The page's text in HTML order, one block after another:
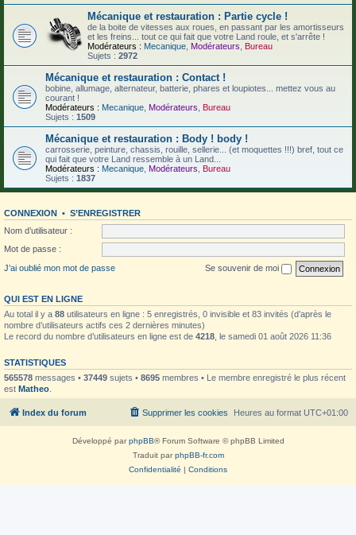
Mécanique et restauration : Partie cycle !
de la boite de vitesses aux roues, en passant par les amortisseurs
et les freins... tout ce qui fait que votre Land roule, et s'arrête !
Modérateurs : Mecanique Modérateurs
Bureau
Sujets : 2972
Mécanique et restauration : Contact !
bobine, allumage, alternateur, batterie, phares et loupiotes... mettez vous au
courant !
Modérateurs : Mecanique Modérateurs
Bureau
Sujets : 1509
Mécanique et restauration : Body ! body !
carrosserie, peinture, chassis, rouille, sellerie... (et moquettes !!!) bref, tout ce
qui fait que votre Land ressemble à un Land...
Modérateurs : Mecanique Modérateurs
Bureau
Sujets : 1837
CONNEXION • S’ENREGISTRER
Nom d’utilisateur :
Mot de passe :
J’ai oublié mon mot de passe
Se souvenir de moi
QUI EST EN LIGNE
Au total il y a 88 utilisateurs en ligne : 5 enregistrés, 0 invisible et 83 invités (d’après le
nombre d’utilisateurs actifs ces 2 dernières minutes)
Le record du nombre d’utilisateurs en ligne est de 4218 , le samedi 01 août 2026 11:36
STATISTIQUES
565578 messages • 37449 sujets • 8695 membres • Le membre enregistré le plus récent
est Matheo
Index du forum Heures au format UTC+01:00
Supprimer les cookies
Développé parphpBB® Forum Software © phpBB Limited
Traduit parphpBB-fr.com
Confidentialité | Conditions